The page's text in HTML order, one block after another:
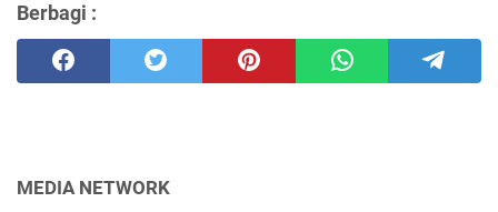
Berbagi :
MEDIA NETWORK